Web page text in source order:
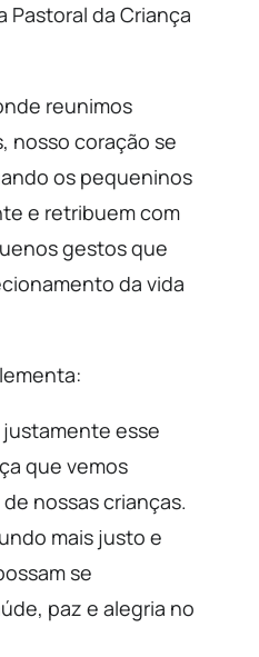
Pastoral da Criança
reunimos
nosso coração se
os pequeninos
e retribuem com
gestos que
da vida
justamente esse
que vemos
nossas crianças.
mais justo e
se
paz e alegria no